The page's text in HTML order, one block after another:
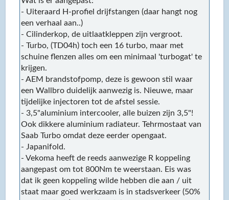
- Uiteraard H-profiel drijfstangen (daar hangt nog
een verhaal aan..)
- Cilinderkop, de uitlaatkleppen zijn vergroot.
- Turbo, (TD04h) toch een 16 turbo, maar met
schuine flenzen alles om een minimaal 'turbogat' te
krijgen.
- AEM brandstofpomp, deze is gewoon stil waar
een Wallbro duidelijk aanwezig is. Nieuwe, maar
tijdelijke injectoren tot de afstel sessie.
- 3,5"aluminium intercooler, alle buizen zijn 3,5"!
Ook dikkere aluminium radiateur. Tehrmostaat van
Saab Turbo omdat deze eerder opengaat.
- Japanifold.
- Vekoma heeft de reeds aanwezige R koppeling
aangepast om tot 800Nm te weerstaan. Eis was
dat ik geen koppeling wilde hebben die aan / uit
staat maar goed werkzaam is in stadsverkeer (50%